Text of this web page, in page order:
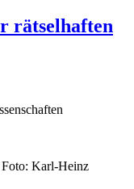
rätselhaften
Karl-Heinz